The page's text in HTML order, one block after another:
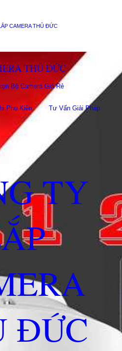
CAMERA THỦ ĐỨC
THỦ ĐỨC
Bộ Camera Giá Rẻ
Phụ Kiên Tư Vấn Giải Pháp
TY
ĐỨC